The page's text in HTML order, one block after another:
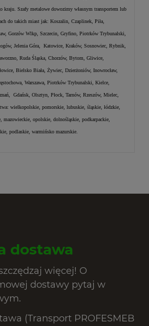
kraju. Szafy metalowe dowozimy własnym transportem lub
do takich miast jak: Koszalin, Czaplinek, Piła,
Gorzów Wlkp, Szczecin, Gryfino, Piotrków Trybunalski,
Jelenia Góra, Katowice, Kraków, Sosnowiec, Rybnik,
Ruda Śląska, Chorzów, Bytom, Gliwice,
Bielsko Biała, Żywiec, Dzierżoniów, Inowrocław,
Warszawa, Piotrków Trybunalski, Kielce,
Gdańsk, Olsztyn, Płock, Tarnów, Rzeszów, Mielec,
wielkopolskie, pomorskie, lubuskie, śląskie, łódzkie,
mazowieckie, opolskie, dolnośląskie, podkarpackie,
podlaskie, warmińsko mazurskie.
dostawa
więcej! O
dostawy pytaj w
(Transport PROFESMEB